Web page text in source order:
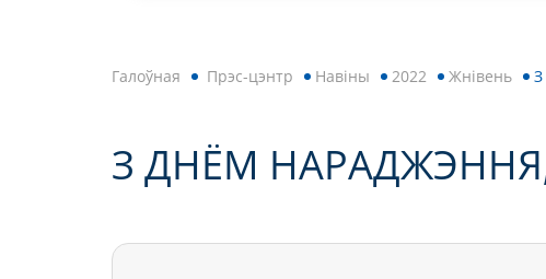
Галоўная Прэс-цэнтр Навiны 2022 Жнівень
З ДНЁМ